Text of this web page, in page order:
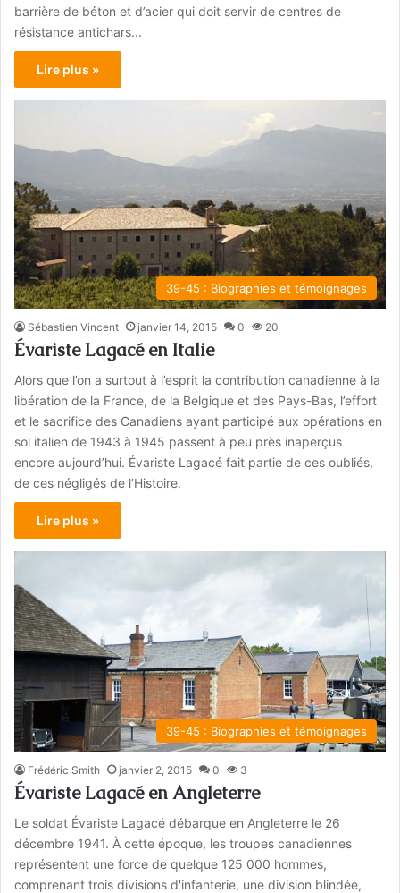
barrière de béton et d’acier qui doit servir de centres de
résistance antichars...
Lire plus »
39-45 : Biographies et témoignages
Sébastien Vincent janvier 14, 2015 0 20
Évariste Lagacé en Italie
Alors que l’on a surtout à l’esprit la contribution canadienne à la
libération de la France, de la Belgique et des Pays-Bas, l’effort
et le sacrifice des Canadiens ayant participé aux opérations en
sol italien de 1943 à 1945 passent à peu près inaperçus
encore aujourd’hui. Évariste Lagacé fait partie de ces oubliés,
de ces négligés de l’Histoire.
Lire plus »
39-45 : Biographies et témoignages
Frédéric Smith janvier 2, 2015 0 3
Évariste Lagacé en Angleterre
Le soldat Évariste Lagacé débarque en Angleterre le 26
décembre 1941. À cette époque, les troupes canadiennes
représentent une force de quelque 125 000 hommes,
comprenant trois divisions d'infanterie, une division blindée,